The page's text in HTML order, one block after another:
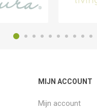
MIJN ACCOUNT
Mijn account